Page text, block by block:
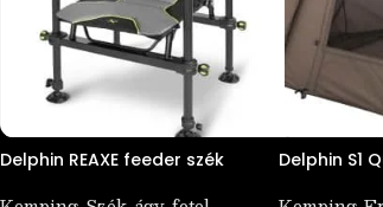
Delphin REAXE feeder szék Delphin S1